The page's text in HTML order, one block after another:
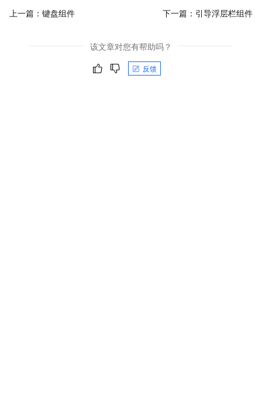
上一篇： 键盘组件 下一篇： 引导浮层栏组件
该文章对您有帮助吗？
反馈